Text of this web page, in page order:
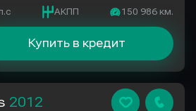
АКПП 150 986 км.
Купить в кредит
2012